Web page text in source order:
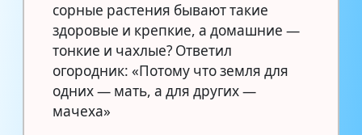
сорные растения бывают такие
здоровые и крепкие, а домашние —
тонкие и чахлые? Ответил
огородник: «Потому что земля для
одних — мать, а для других —
мачеха»